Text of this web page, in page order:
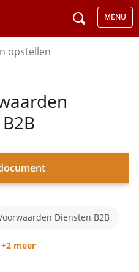
MENU
opstellen
Diensten B2B
+2 meer